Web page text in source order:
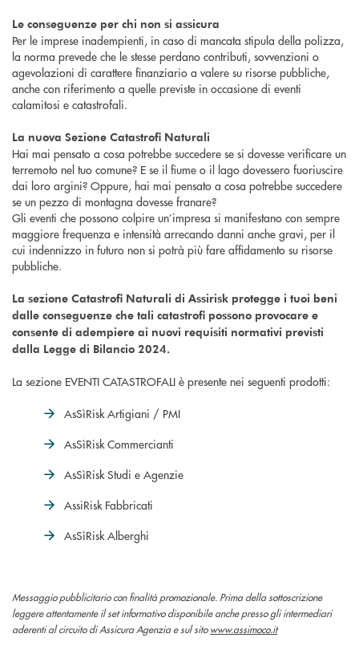
Le conseguenze per chi non si assicura
Per le imprese inadempienti, in caso di mancata stipula della polizza,
la norma prevede che le stesse perdano contributi, sovvenzioni o
agevolazioni di carattere finanziario a valere su risorse pubbliche,
anche con riferimento a quelle previste in occasione di eventi
calamitosi e catastrofali.
La nuova Sezione Catastrofi Naturali
Hai mai pensato a cosa potrebbe succedere se si dovesse verificare un
terremoto nel tuo comune? E se il fiume o il lago dovessero fuoriuscire
dai loro argini? Oppure, hai mai pensato a cosa potrebbe succedere
se un pezzo di montagna dovesse franare?
Gli eventi che possono colpire un’impresa si manifestano con sempre
maggiore frequenza e intensità arrecando danni anche gravi, per il
cui indennizzo in futuro non si potrà più fare affidamento su risorse
pubbliche.
La sezione Catastrofi Naturali di Assirisk protegge i tuoi beni
dalle conseguenze che tali catastrofi possono provocare e
consente di adempiere ai nuovi requisiti normativi previsti
dalla Legge di Bilancio 2024.
La sezione EVENTI CATASTROFALI è presente nei seguenti prodotti:
AsSìRisk Artigiani / PMI
AsSìRisk Commercianti
AsSìRisk Studi e Agenzie
AssiRisk Fabbricati
AsSìRisk Alberghi
Messaggio pubblicitario con finalità promozionale. Prima della sottoscrizione
leggere attentamente il set informativo disponibile anche presso gli intermediari
aderenti al circuito di Assicura Agenzia e sul sitowww.assimoco.it